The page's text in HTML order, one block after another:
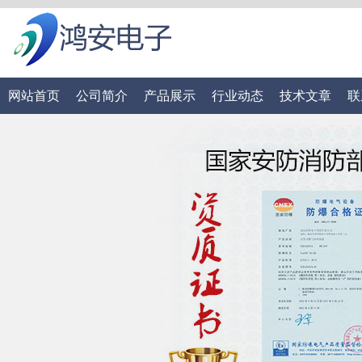
网站首页 公司简介 产品展示 行业动态 技术文章